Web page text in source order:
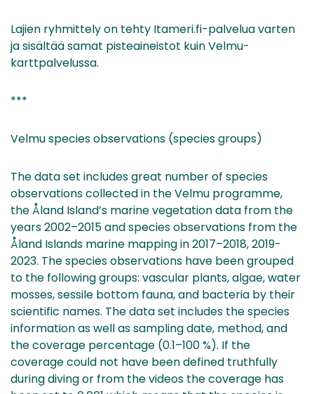
Lajien ryhmittely on tehty Itameri.fi-palvelua varten
ja sisältää samat pisteaineistot kuin Velmu-
karttpalvelussa.
***
Velmu species observations (species groups)
The data set includes great number of species
observations collected in the Velmu programme,
the Åland Island’s marine vegetation data from the
years 2002–2015 and species observations from the
Åland Islands marine mapping in 2017–2018, 2019-
2023. The species observations have been grouped
to the following groups: vascular plants, algae, water
mosses, sessile bottom fauna, and bacteria by their
scientific names. The data set includes the species
information as well as sampling date, method, and
the coverage percentage (0.1–100 %). If the
coverage could not have been defined truthfully
during diving or from the videos the coverage has